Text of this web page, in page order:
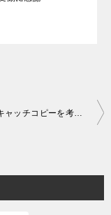
バカ売れキャッチコピーを考える（４２）